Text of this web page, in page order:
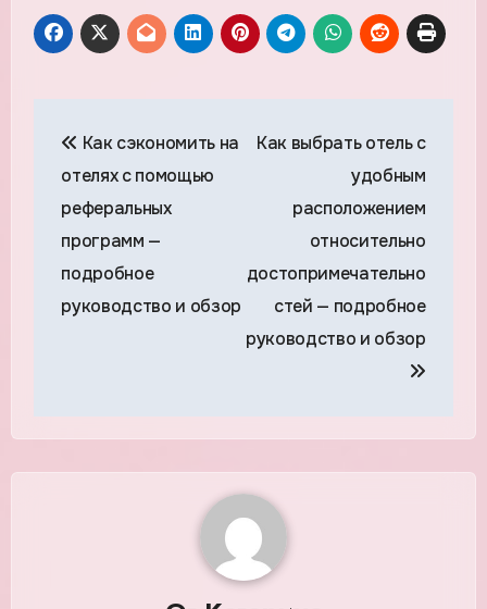
по
записям
Как сэкономить на
отелях с помощью
реферальных
программ —
подробное
руководство и обзор
Как выбрать отель с
удобным
расположением
относительно
достопримечательно
стей — подробное
руководство и обзор